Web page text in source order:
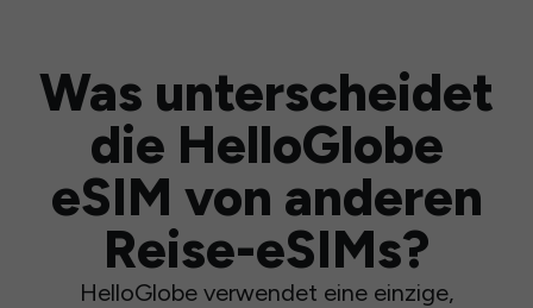
Was unterscheidet
die HelloGlobe
eSIM von anderen
Reise-eSIMs?
HelloGlobe verwendet eine einzige,